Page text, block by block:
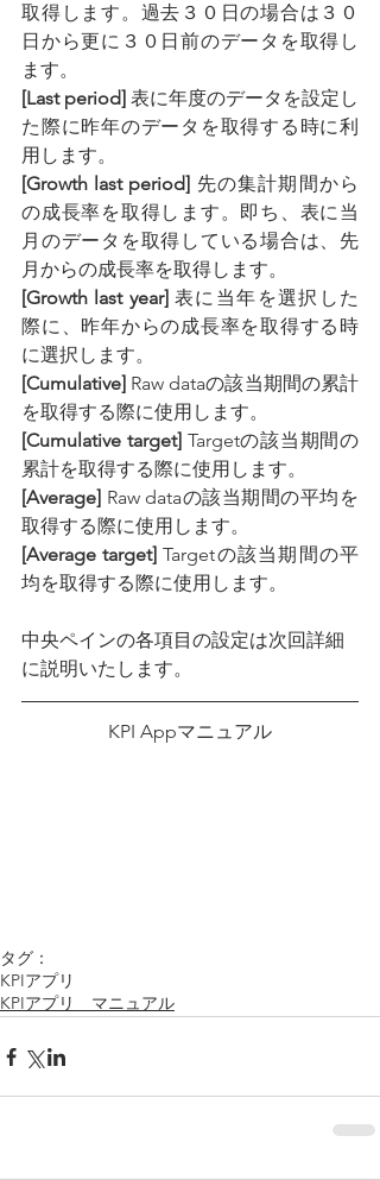
取得します。過去３０日の場合は３０
日から更に３０日前のデータを取得し
ます。
[Last period] 表に年度のデータを設定し
た際に昨年のデータを取得する時に利
用します。
[Growth last period] 先の集計期間から
の成長率を取得します。即ち、表に当
月のデータを取得している場合は、先
月からの成長率を取得します。
[Growth last year] 表に当年を選択した
際に、昨年からの成長率を取得する時
に選択します。
[Cumulative] Raw dataの該当期間の累計
を取得する際に使用します。
[Cumulative target] Targetの該当期間の
累計を取得する際に使用します。
[Average] Raw dataの該当期間の平均を
取得する際に使用します。
[Average target] Targetの該当期間の平
均を取得する際に使用します。
中央ペインの各項目の設定は次回詳細
に説明いたします。
KPI Appマニュアル
タグ：
KPIアプリ
KPIアプリ マニュアル